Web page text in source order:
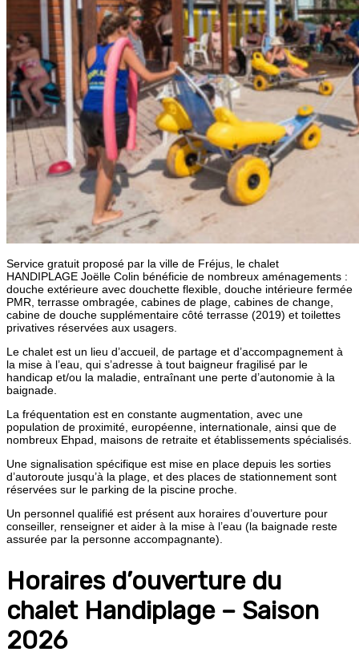
Service gratuit proposé par la ville de Fréjus, le chalet
HANDIPLAGE Joëlle Colin bénéficie de nombreux aménagements :
douche extérieure avec douchette flexible, douche intérieure fermée
PMR, terrasse ombragée, cabines de plage, cabines de change,
cabine de douche supplémentaire côté terrasse (2019) et toilettes
privatives réservées aux usagers.
Le chalet est un lieu d’accueil, de partage et d’accompagnement à
la mise à l’eau, qui s’adresse à tout baigneur fragilisé par le
handicap et/ou la maladie, entraînant une perte d’autonomie à la
baignade.
La fréquentation est en constante augmentation, avec une
population de proximité, européenne, internationale, ainsi que de
nombreux Ehpad, maisons de retraite et établissements spécialisés.
Une signalisation spécifique est mise en place depuis les sorties
d’autoroute jusqu’à la plage, et des places de stationnement sont
réservées sur le parking de la piscine proche.
Un personnel qualifié est présent aux horaires d’ouverture pour
conseiller, renseigner et aider à la mise à l’eau (la baignade reste
assurée par la personne accompagnante).
Horaires d’ouverture du
chalet Handiplage – Saison
2026